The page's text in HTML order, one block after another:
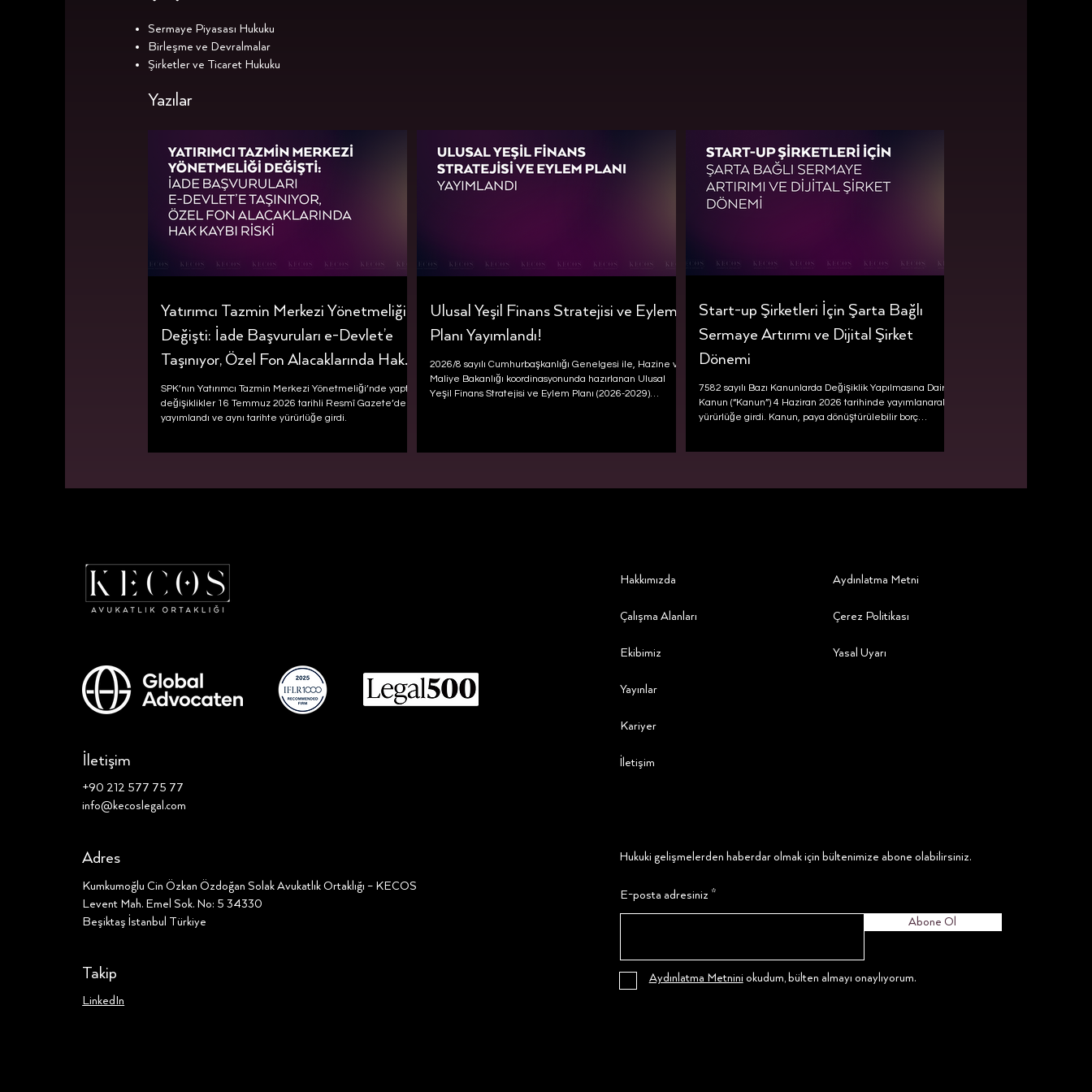
Sermaye Piyasası Hukuku
Birleşme ve Devralmalar
Şirketler ve Ticaret Hukuku
Yazılar
Yatırımcı Tazmin Merkezi Yönetmeliği
Değişti: İade Başvuruları e-Devlet’e
Taşınıyor, Özel Fon Alacaklarında Hak
Kaybı Riski
SPK’nın Yatırımcı Tazmin Merkezi Yönetmeliği’nde yaptığı
değişiklikler 16 Temmuz 2026 tarihli Resmî Gazete’de
yayımlandı ve aynı tarihte yürürlüğe girdi.
Ulusal Yeşil Finans Stratejisi ve Eylem
Planı Yayımlandı!
2026/8 sayılı Cumhurbaşkanlığı Genelgesi ile, Hazine ve
Maliye Bakanlığı koordinasyonunda hazırlanan Ulusal
Yeşil Finans Stratejisi ve Eylem Planı (2026-2029)
Start-up Şirketleri İçin Şarta Bağlı
Sermaye Artırımı ve Dijital Şirket
Dönemi
7582 sayılı Bazı Kanunlarda Değişiklik Yapılmasına Dair
Kanun (“Kanun”) 4 Haziran 2026 tarihinde yayımlanarak
yürürlüğe girdi. Kanun, paya dönüştürülebilir borç
İletişim
+90 212 577 75 77
info@kecoslegal.com
Adres
Kumkumoğlu Cin Özkan Özdoğan Solak Avukatlık Ortaklığı – KECOS
Levent Mah. Emel Sok. No: 5 34330
Beşiktaş İstanbul Türkiye
Takip
LinkedIn
Hakkımızda
Çalışma Alanları
Ekibimiz
Yayınlar
Kariyer
İletişim
Aydınlatma Metni
Çerez Politikası
Yasal Uyarı
Hukuki gelişmelerden haberdar olmak için bültenimize abone olabilirsiniz.
E-posta adresiniz
Abone Ol
Aydınlatma Metnini okudum, bülten almayı onaylıyorum.